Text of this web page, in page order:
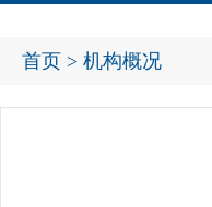
首页 > 机构概况